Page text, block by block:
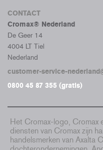
CONTACT
Cromax® Nederland
De Geer 14
4004 LT Tiel
Nederland
customer-service-
0800 45 87 355 (gratis)
Het Cromax-logo, Cromax
diensten van Cromax zijn
handelsmerken van Axalta